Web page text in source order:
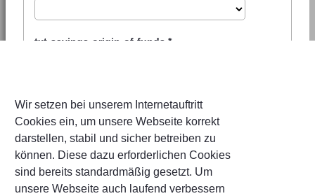
Wir setzen bei unserem Internetauftritt
Cookies ein, um unsere Webseite korrekt
darstellen, stabil und sicher betreiben zu
können. Diese dazu erforderlichen Cookies
sind bereits standardmäßig gesetzt. Um
unsere Webseite auch laufend verbessern
txt-savings-origin-of-funds *
txt-savings-security-questions
txt-savings-security-
question *